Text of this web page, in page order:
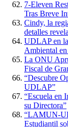
7-Eleven
Tras Breve
Cindy, la
detalles
UDLAP en
Ambiental
La ONU
Fiscal de
“Descubre
UDLAP”
“Escuela en
su Directora”
“LAMUN-
Estudiantil